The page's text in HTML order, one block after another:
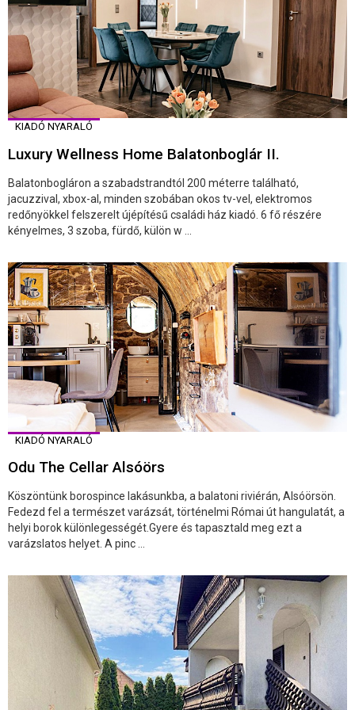
KIADÓ NYARALÓ
Luxury Wellness Home Balatonboglár II.
Balatonbogláron a szabadstrandtól 200 méterre található,
jacuzzival, xbox-al, minden szobában okos tv-vel, elektromos
redőnyökkel felszerelt újépítésű családi ház kiadó. 6 fő részére
kényelmes, 3 szoba, fürdő, külön w ...
KIADÓ NYARALÓ
Odu The Cellar Alsóörs
Köszöntünk borospince lakásunkba, a balatoni riviérán, Alsóörsön.
Fedezd fel a természet varázsát, történelmi Római út hangulatát, a
helyi borok különlegességét.Gyere és tapasztald meg ezt a
varázslatos helyet. A pinc ...